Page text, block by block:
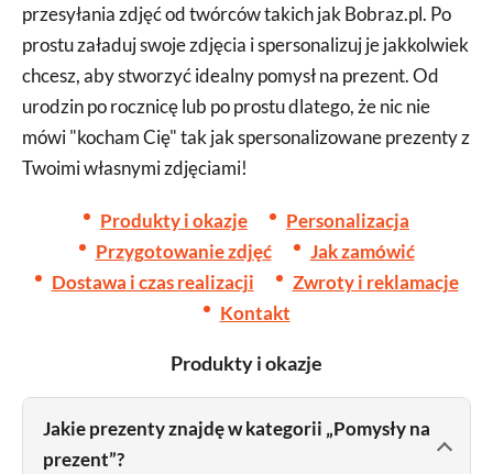
przesyłania zdjęć od twórców takich jak Bobraz.pl. Po
prostu załaduj swoje zdjęcia i spersonalizuj je jakkolwiek
chcesz, aby stworzyć idealny pomysł na prezent. Od
urodzin po rocznicę lub po prostu dlatego, że nic nie
mówi "kocham Cię" tak jak spersonalizowane prezenty z
Twoimi własnymi zdjęciami!
Produkty i okazje
Personalizacja
Przygotowanie zdjęć
Jak zamówić
Dostawa i czas realizacji
Zwroty i reklamacje
Kontakt
Produkty i okazje
Jakie prezenty znajdę w kategorii „Pomysły na
prezent”?